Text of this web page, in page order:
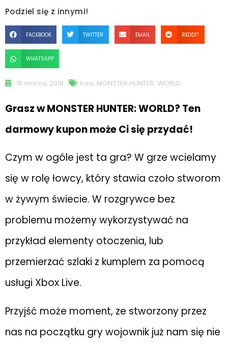
Podziel się z innymi!
FACEBOOK TWITTER EMAIL REDDIT
WHATSAPP
18 marca, 2018 free, MONSTER HUNTER: WORLD
Grasz w MONSTER HUNTER: WORLD? Ten
darmowy kupon może Ci się przydać!
Czym w ogóle jest ta gra? W grze wcielamy
się w rolę łowcy, który stawia czoło stworom
w żywym świecie. W rozgrywce bez
problemu możemy wykorzystywać na
przykład elementy otoczenia, lub
przemierzać szlaki z kumplem za pomocą
usługi Xbox Live.
Przyjść może moment, ze stworzony przez
nas na początku gry wojownik już nam się nie